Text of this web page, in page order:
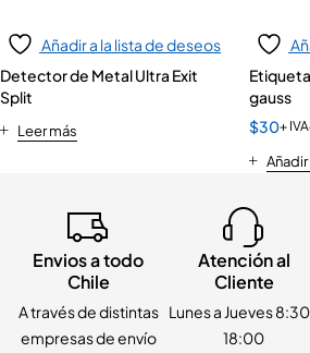
Añadir a la lista de deseos
Detector de Metal Ultra Exit
Split
Leer más
gauss
$30+ IVA
Envios a todo
Chile
A través de distintas
empresas de envío
Atención al
Cliente
Lunes a Jueves
18:00